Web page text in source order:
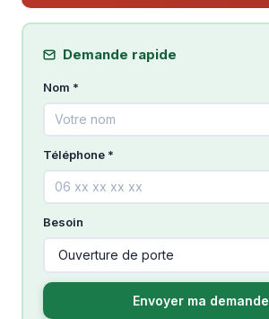
Demande rapide
Nom *
Téléphone *
Besoin
Envoyer ma demande